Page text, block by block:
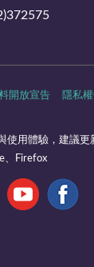
開放宣告 隱私
使用體驗，建議更
、Firefox